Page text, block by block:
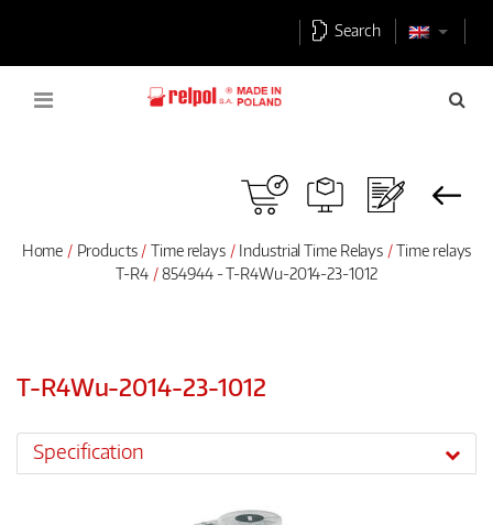
Search
Home Products Time relays Industrial Time Relays
Time relays
T-R4
854944 - T-R4Wu-2014-23-1012
T-R4Wu-2014-23-1012
Specification